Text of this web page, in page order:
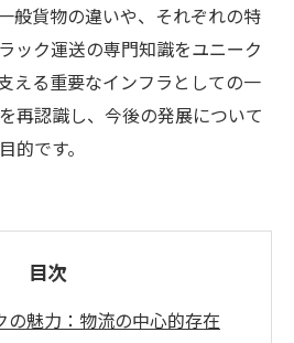
般貨物の違いや、それぞれの特
ック運送の専門知識をユニーク
える重要なインフラとしての一
再認識し、今後の発展について
的です。
目次
の魅力：物流の中心的存在